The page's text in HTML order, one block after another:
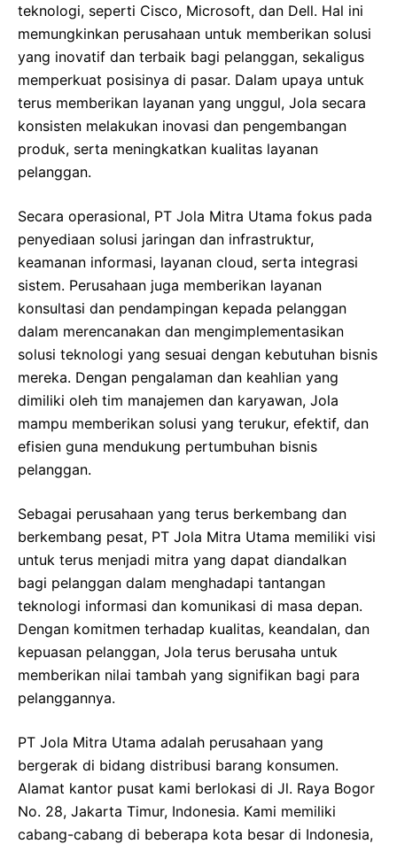
teknologi, seperti Cisco, Microsoft, dan Dell. Hal ini
memungkinkan perusahaan untuk memberikan solusi
yang inovatif dan terbaik bagi pelanggan, sekaligus
memperkuat posisinya di pasar. Dalam upaya untuk
terus memberikan layanan yang unggul, Jola secara
konsisten melakukan inovasi dan pengembangan
produk, serta meningkatkan kualitas layanan
pelanggan.
Secara operasional, PT Jola Mitra Utama fokus pada
penyediaan solusi jaringan dan infrastruktur,
keamanan informasi, layanan cloud, serta integrasi
sistem. Perusahaan juga memberikan layanan
konsultasi dan pendampingan kepada pelanggan
dalam merencanakan dan mengimplementasikan
solusi teknologi yang sesuai dengan kebutuhan bisnis
mereka. Dengan pengalaman dan keahlian yang
dimiliki oleh tim manajemen dan karyawan, Jola
mampu memberikan solusi yang terukur, efektif, dan
efisien guna mendukung pertumbuhan bisnis
pelanggan.
Sebagai perusahaan yang terus berkembang dan
berkembang pesat, PT Jola Mitra Utama memiliki visi
untuk terus menjadi mitra yang dapat diandalkan
bagi pelanggan dalam menghadapi tantangan
teknologi informasi dan komunikasi di masa depan.
Dengan komitmen terhadap kualitas, keandalan, dan
kepuasan pelanggan, Jola terus berusaha untuk
memberikan nilai tambah yang signifikan bagi para
pelanggannya.
PT Jola Mitra Utama adalah perusahaan yang
bergerak di bidang distribusi barang konsumen.
Alamat kantor pusat kami berlokasi di Jl. Raya Bogor
No. 28, Jakarta Timur, Indonesia. Kami memiliki
cabang-cabang di beberapa kota besar di Indonesia,